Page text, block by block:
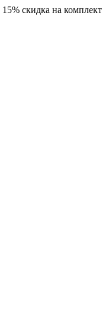
15% скидка на комплект